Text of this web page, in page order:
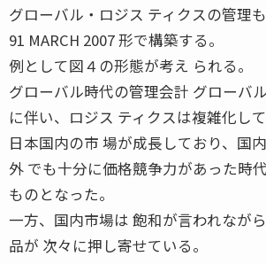
グローバル・ロジス ティクスの管理
91 MARCH 2007 形で構築する。
例として図４の形態が考え られる。
グローバル時代の管理会計 グローバ
に伴い、ロジス ティクスは複雑化して
日本国内の市 場が成長しており、国
外 でも十分に価格競争力があった時
ものとなった。
一方、国内市場は 飽和が言われなが
品が 次々に押し寄せている。